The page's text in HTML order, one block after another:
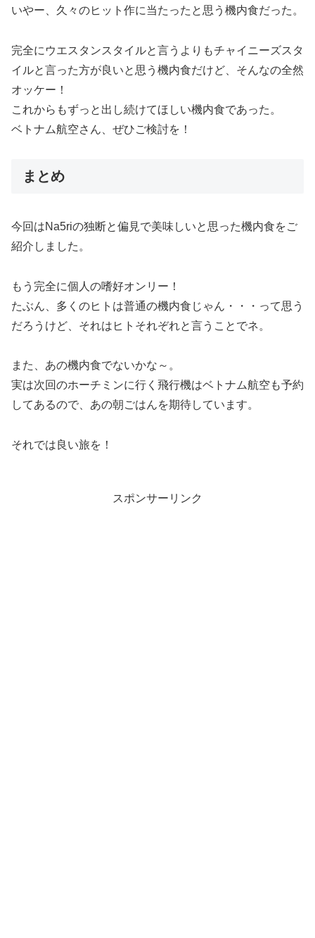
いやー、久々のヒット作に当たったと思う機内食だった。
完全にウエスタンスタイルと言うよりもチャイニーズスタ
イルと言った方が良いと思う機内食だけど、そんなの全然
オッケー！
これからもずっと出し続けてほしい機内食であった。
ベトナム航空さん、ぜひご検討を！
まとめ
今回はNa5riの独断と偏見で美味しいと思った機内食をご
紹介しました。
もう完全に個人の嗜好オンリー！
たぶん、多くのヒトは普通の機内食じゃん・・・って思う
だろうけど、それはヒトそれぞれと言うことでネ。
また、あの機内食でないかな～。
実は次回のホーチミンに行く飛行機はベトナム航空も予約
してあるので、あの朝ごはんを期待しています。
それでは良い旅を！
スポンサーリンク